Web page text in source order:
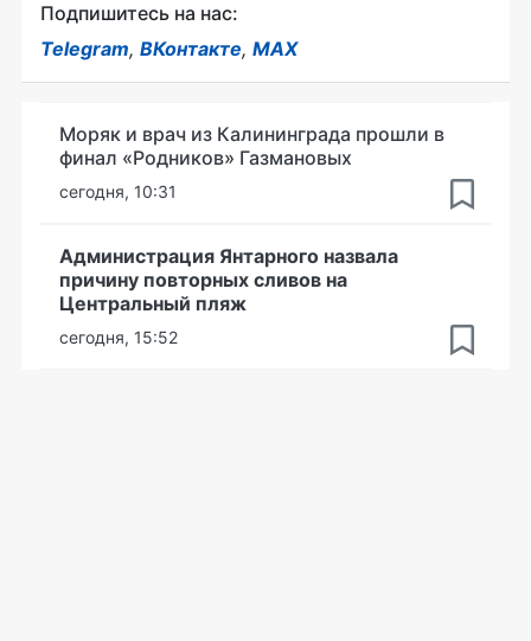
Подпишитесь на нас:
Telegram, ВКонтакте, MAX
Моряк и врач из Калининграда прошли в
финал «Родников» Газмановых
сегодня, 10:31
Администрация Янтарного назвала
причину повторных сливов на
Центральный пляж
сегодня, 15:52